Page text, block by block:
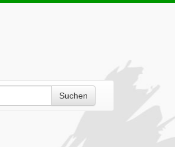
Suchen